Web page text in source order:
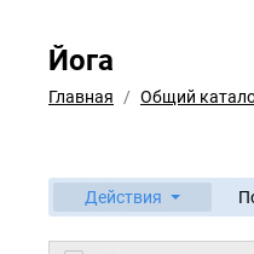
Йога
Главная Общий
Действия